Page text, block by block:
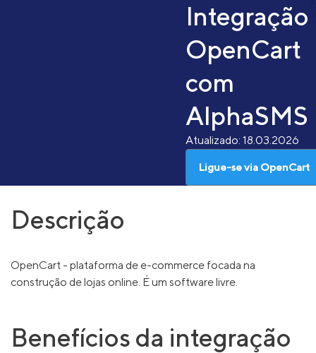
Integração
OpenCart
com
AlphaSMS
Atualizado: 18.03.2026
Ligue-se via OpenCart
Descrição
OpenCart - plataforma de e-commerce focada na
construção de lojas online. É um software livre.
Benefícios da integração